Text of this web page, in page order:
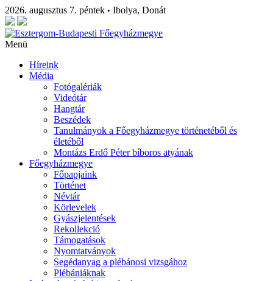
2026. augusztus 7. péntek • Ibolya, Donát
Menü
Híreink
Média
Fotógalériák
Videótár
Hangtár
Beszédek
Tanulmányok a Főegyházmegye történetéből és
életéből
Montázs Erdő Péter bíboros atyának
Főegyházmegye
Főpapjaink
Történet
Névtár
Körlevelek
Gyászjelentések
Rekollekció
Támogatások
Nyomtatványok
Segédanyag a plébánosi vizsgához
Plébániáknak